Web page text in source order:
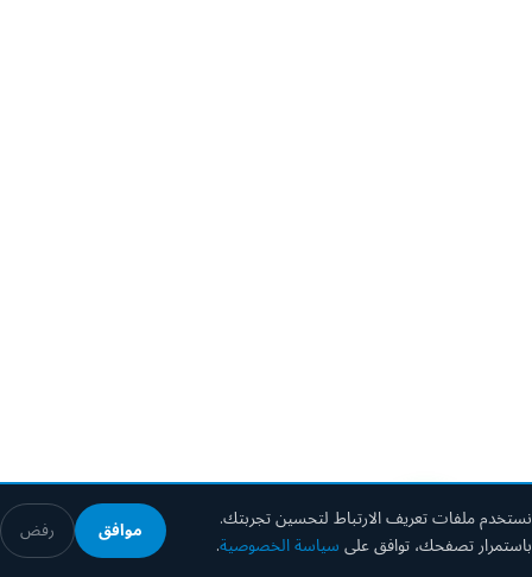
نستخدم ملفات تعريف الارتباط لتحسين تجربتك.
باستمرار تصفحك، توافق على سياسة الخصوصية.
موافق رفض